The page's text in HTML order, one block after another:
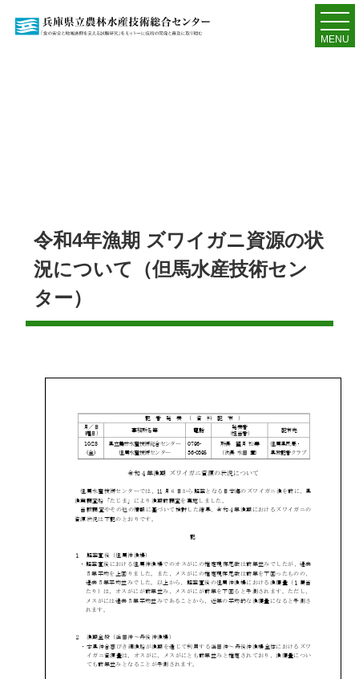
MENU
令和4年漁期 ズワイガニ資源の状
況について（但馬水産技術セン
ター）